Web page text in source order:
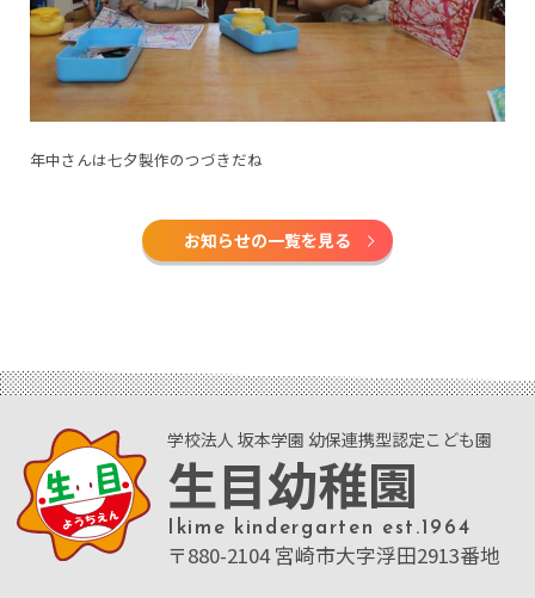
年中さんは七夕製作のつづきだね
お知らせの一覧を見る
学校法人 坂本学園 幼保連携型認定こども園
生目幼稚園
Ikime kindergarten est.1964
〒880-2104 宮崎市大字浮田2913番地